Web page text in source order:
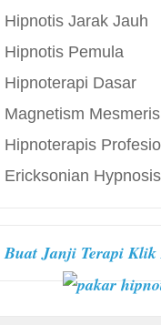
Hipnotis Jarak Jauh
Hipnotis Pemula
Hipnoterapi Dasar
Magnetism
Hipnoterapis
Ericksonian Hypnosis
Buat Janji Terapi